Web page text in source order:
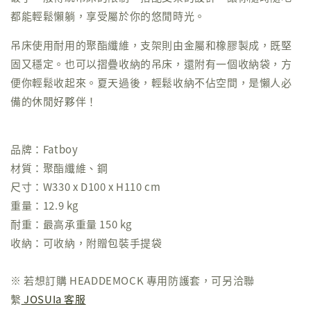
都能輕鬆懶躺，享受屬於你的悠閒時光。
吊床使用耐用的聚酯纖維，支架則由金屬和橡膠製成，既堅
固又穩定。也可以摺疊收納的吊床，還附有一個收納袋，方
便你輕鬆收起來。夏天過後，輕鬆收納不佔空間，是懶人必
備的休閒好夥伴！
品牌：Fatboy
材質：聚酯纖維、鋼
尺寸：W330 x D100 x H110 cm
重量：12.9 kg
耐重：最高承重量 150 kg
收納：可收納，附贈包裝手提袋
※ 若想訂購 HEADDEMOCK 專用防護套，可另洽聯
繫 JOSUIa 客服